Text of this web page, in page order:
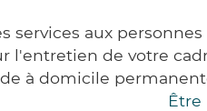
services aux
l'entretien de votre
à domicile
Être